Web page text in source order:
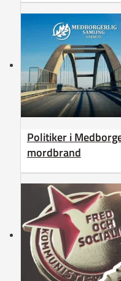
Politiker i
mordbrand